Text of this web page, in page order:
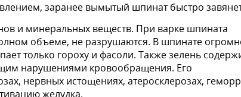
заранее вымытый шпинат быстро
и минеральных веществ. При варке шпината
объеме, не разрушаются. В шпинате
только гороху и фасоли. Также зелень
нарушениями кровообращения. Его
нервных истощениях, атеросклерозах,
желудка.